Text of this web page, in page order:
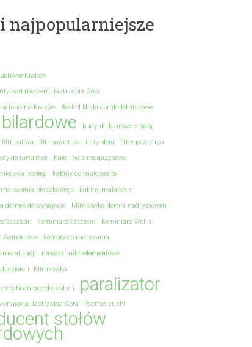
najpopularniejsze
Kraków
nad morzem Jastrzębia Góra
tonalna Kraków
Beskid Niski domki letniskowe
bilardowe
budynki biurowe z halą
filtr paliwa filtr powietrza filtry oleju
filtry powietrza
do tartaletek
hale
hale magazynowe
noclegi
kabiny do malowania
proszkowego
kabiny malarskie
domek do wynajęcia
Klimkówka domki nad jeziorem
Szczecin
kominiarz Szczecin
kominiarz Wolin
Świnoujście
komory do malowania
metalizacji
nawozy mikroelementowe
jeziorem Klimkówka
przed gradem paralizator
Jastrzębia Góra Poznań sushi
stołów